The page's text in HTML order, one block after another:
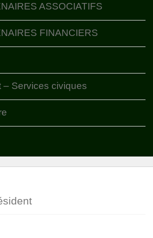
ASSOCIATIFS
FINANCIERS
– Services civiques